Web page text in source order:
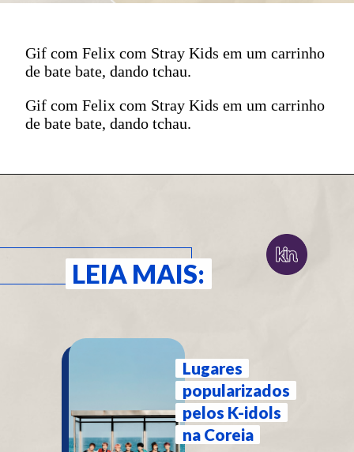
Gif com Felix com Stray Kids em um carrinho
de bate bate, dando tchau.
Gif com Felix com Stray Kids em um carrinho
de bate bate, dando tchau.
LEIA MAIS:
LEIA MAIS:
Lugares
popularizados
pelos K-idols
na Coreia
Lugares
popularizados
pelos K-idols
na Coreia